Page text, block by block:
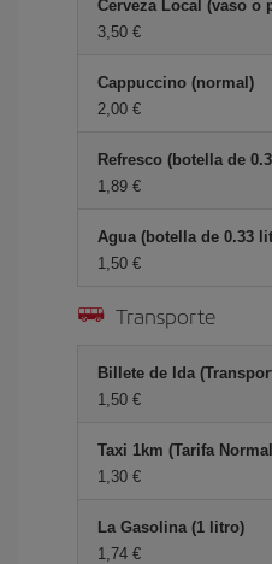
Cerveza Local (vaso o
3,50 €
Cappuccino (normal)
2,00 €
Refresco (botella de
1,89 €
Agua (botella de 0.33
1,50 €
Transporte
Billete de Ida
1,50 €
Taxi 1km (Tarifa
1,30 €
La Gasolina (1 litro)
1,74 €